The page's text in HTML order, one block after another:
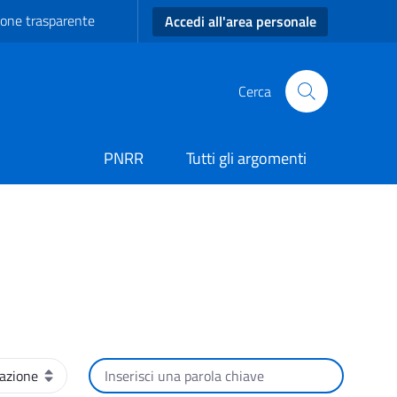
trasparente Accedi all'area personale
Cerca
PNRR Tutti gli argomenti
Cerca per testo